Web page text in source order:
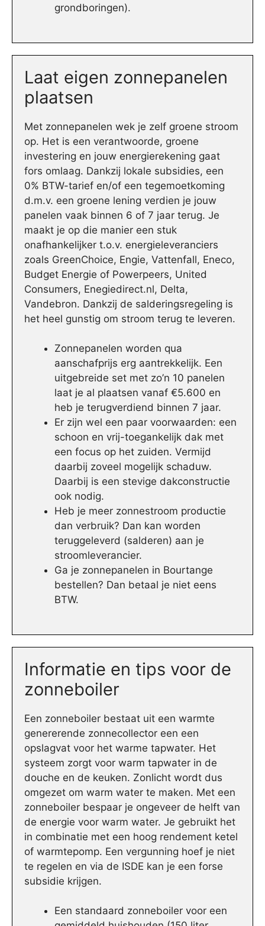
grondboringen).
Laat eigen zonnepanelen
plaatsen
Met zonnepanelen wek je zelf groene stroom
op. Het is een verantwoorde, groene
investering en jouw energierekening gaat
fors omlaag. Dankzij lokale subsidies, een
0% BTW-tarief en/of een tegemoetkoming
d.m.v. een groene lening verdien je jouw
panelen vaak binnen 6 of 7 jaar terug. Je
maakt je op die manier een stuk
onafhankelijker t.o.v. energieleveranciers
zoals GreenChoice, Engie, Vattenfall, Eneco,
Budget Energie of Powerpeers, United
Consumers, Enegiedirect.nl, Delta,
Vandebron. Dankzij de salderingsregeling is
het heel gunstig om stroom terug te leveren.
Zonnepanelen worden qua
aanschafprijs erg aantrekkelijk. Een
uitgebreide set met zo’n 10 panelen
laat je al plaatsen vanaf €5.600 en
heb je terugverdiend binnen 7 jaar.
Er zijn wel een paar voorwaarden: een
schoon en vrij-toegankelijk dak met
een focus op het zuiden. Vermijd
daarbij zoveel mogelijk schaduw.
Daarbij is een stevige dakconstructie
ook nodig.
Heb je meer zonnestroom productie
dan verbruik? Dan kan worden
teruggeleverd (salderen) aan je
stroomleverancier.
Ga je zonnepanelen in Bourtange
bestellen? Dan betaal je niet eens
BTW.
Informatie en tips voor de
zonneboiler
Een zonneboiler bestaat uit een warmte
genererende zonnecollector een een
opslagvat voor het warme tapwater. Het
systeem zorgt voor warm tapwater in de
douche en de keuken. Zonlicht wordt dus
omgezet om warm water te maken. Met een
zonneboiler bespaar je ongeveer de helft van
de energie voor warm water. Je gebruikt het
in combinatie met een hoog rendement ketel
of warmtepomp. Een vergunning hoef je niet
te regelen en via de ISDE kan je een forse
subsidie krijgen.
Een standaard zonneboiler voor een